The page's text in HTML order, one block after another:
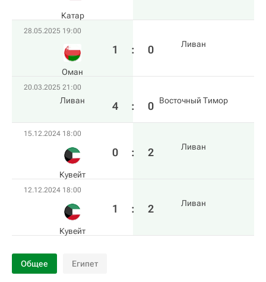
Катар
28.05.2025 19:00
Оман
1 : 0 Ливан
20.03.2025 21:00
Ливан 4 : 0 Восточный Тимор
15.12.2024 18:00
Кувейт
0 : 2 Ливан
12.12.2024 18:00
Кувейт
1 : 2 Ливан
Общее Египет